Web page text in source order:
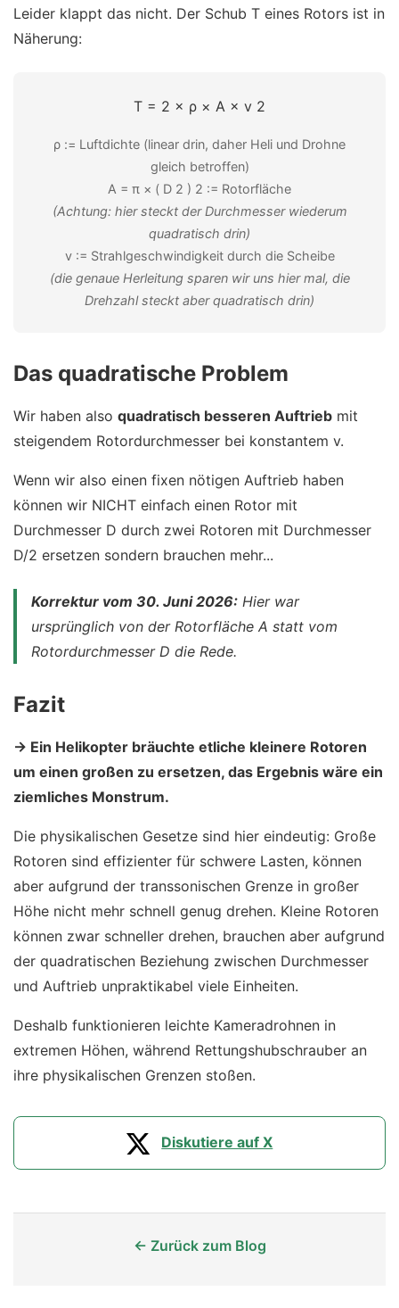
Leider klappt das nicht. Der Schub T eines Rotors ist in
Näherung:
T = 2 × ρ × A × v 2
ρ := Luftdichte (linear drin, daher Heli und Drohne
gleich betroffen)
A = π × ( D 2 ) 2 := Rotorfläche
(Achtung: hier steckt der Durchmesser wiederum
quadratisch drin)
v := Strahlgeschwindigkeit durch die Scheibe
(die genaue Herleitung sparen wir uns hier mal, die
Drehzahl steckt aber quadratisch drin)
Das quadratische Problem
Wir haben also quadratisch besseren Auftrieb mit
steigendem Rotordurchmesser bei konstantem v.
Wenn wir also einen fixen nötigen Auftrieb haben
können wir NICHT einfach einen Rotor mit
Durchmesser D durch zwei Rotoren mit Durchmesser
D/2 ersetzen sondern brauchen mehr...
Korrektur vom 30. Juni 2026: Hier war
ursprünglich von der Rotorfläche A statt vom
Rotordurchmesser D die Rede.
Fazit
→ Ein Helikopter bräuchte etliche kleinere Rotoren
um einen großen zu ersetzen, das Ergebnis wäre ein
ziemliches Monstrum.
Die physikalischen Gesetze sind hier eindeutig: Große
Rotoren sind effizienter für schwere Lasten, können
aber aufgrund der transsonischen Grenze in großer
Höhe nicht mehr schnell genug drehen. Kleine Rotoren
können zwar schneller drehen, brauchen aber aufgrund
der quadratischen Beziehung zwischen Durchmesser
und Auftrieb unpraktikabel viele Einheiten.
Deshalb funktionieren leichte Kameradrohnen in
extremen Höhen, während Rettungshubschrauber an
ihre physikalischen Grenzen stoßen.
Diskutiere auf X
← Zurück zum Blog